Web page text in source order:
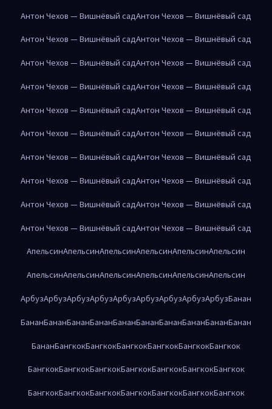
Антон Чехов — Вишнёвый садАнтон Чехов — Вишнёвый сад
Антон Чехов — Вишнёвый садАнтон Чехов — Вишнёвый сад
Антон Чехов — Вишнёвый садАнтон Чехов — Вишнёвый сад
Антон Чехов — Вишнёвый садАнтон Чехов — Вишнёвый сад
Антон Чехов — Вишнёвый садАнтон Чехов — Вишнёвый сад
Антон Чехов — Вишнёвый садАнтон Чехов — Вишнёвый сад
Антон Чехов — Вишнёвый садАнтон Чехов — Вишнёвый сад
Антон Чехов — Вишнёвый садАнтон Чехов — Вишнёвый сад
Антон Чехов — Вишнёвый садАнтон Чехов — Вишнёвый сад
Антон Чехов — Вишнёвый садАнтон Чехов — Вишнёвый сад
АпельсинАпельсинАпельсинАпельсинАпельсинАпельсин
АпельсинАпельсинАпельсинАпельсинАпельсинАпельсин
АрбузАрбузАрбузАрбузАрбузАрбузАрбузАрбузАрбузБанан
БананБананБананБананБананБананБананБананБананБанан
БананБангкокБангкокБангкокБангкокБангкокБангкок
БангкокБангкокБангкокБангкокБангкокБангкокБангкок
БангкокБангкокБангкокБангкокБангкокБангкокБангкок